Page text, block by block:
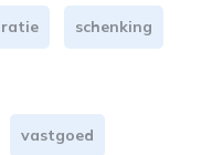
schenking
vastgoed